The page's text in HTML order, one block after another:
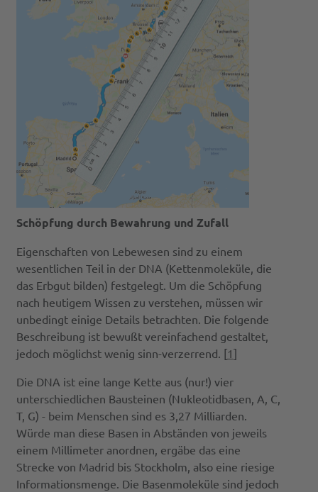
Schöpfung durch Bewahrung und Zufall
Eigenschaften von Lebewesen sind zu einem
wesentlichen Teil in der DNA (Kettenmoleküle, die
das Erbgut bilden) festgelegt. Um die Schöpfung
nach heutigem Wissen zu verstehen, müssen wir
unbedingt einige Details betrachten. Die folgende
Beschreibung ist bewußt vereinfachend gestaltet,
jedoch möglichst wenig sinn-verzerrend. [1]
Die DNA ist eine lange Kette aus (nur!) vier
unterschiedlichen Bausteinen (Nukleotidbasen, A, C,
T, G) - beim Menschen sind es 3,27 Milliarden.
Würde man diese Basen in Abständen von jeweils
einem Millimeter anordnen, ergäbe das eine
Strecke von Madrid bis Stockholm, also eine riesige
Informationsmenge. Die Basenmoleküle sind jedoch